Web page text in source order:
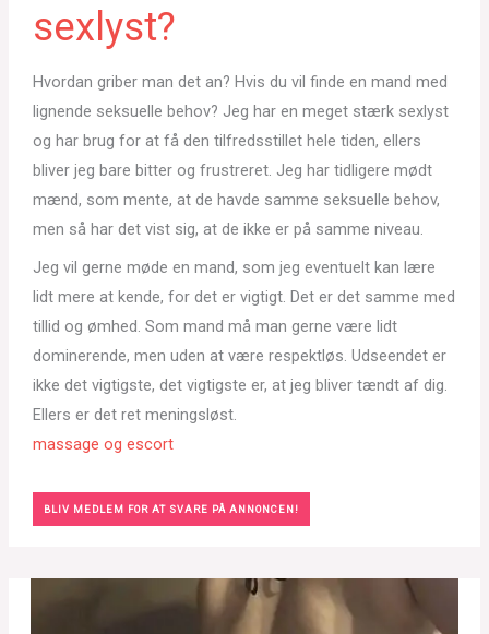
sexlyst?
Hvordan griber man det an? Hvis du vil finde en mand med
lignende seksuelle behov? Jeg har en meget stærk sexlyst
og har brug for at få den tilfredsstillet hele tiden, ellers
bliver jeg bare bitter og frustreret. Jeg har tidligere mødt
mænd, som mente, at de havde samme seksuelle behov,
men så har det vist sig, at de ikke er på samme niveau.
Jeg vil gerne møde en mand, som jeg eventuelt kan lære
lidt mere at kende, for det er vigtigt. Det er det samme med
tillid og ømhed. Som mand må man gerne være lidt
dominerende, men uden at være respektløs. Udseendet er
ikke det vigtigste, det vigtigste er, at jeg bliver tændt af dig.
Ellers er det ret meningsløst.
massage og escort
BLIV MEDLEM FOR AT SVARE PÅ ANNONCEN!